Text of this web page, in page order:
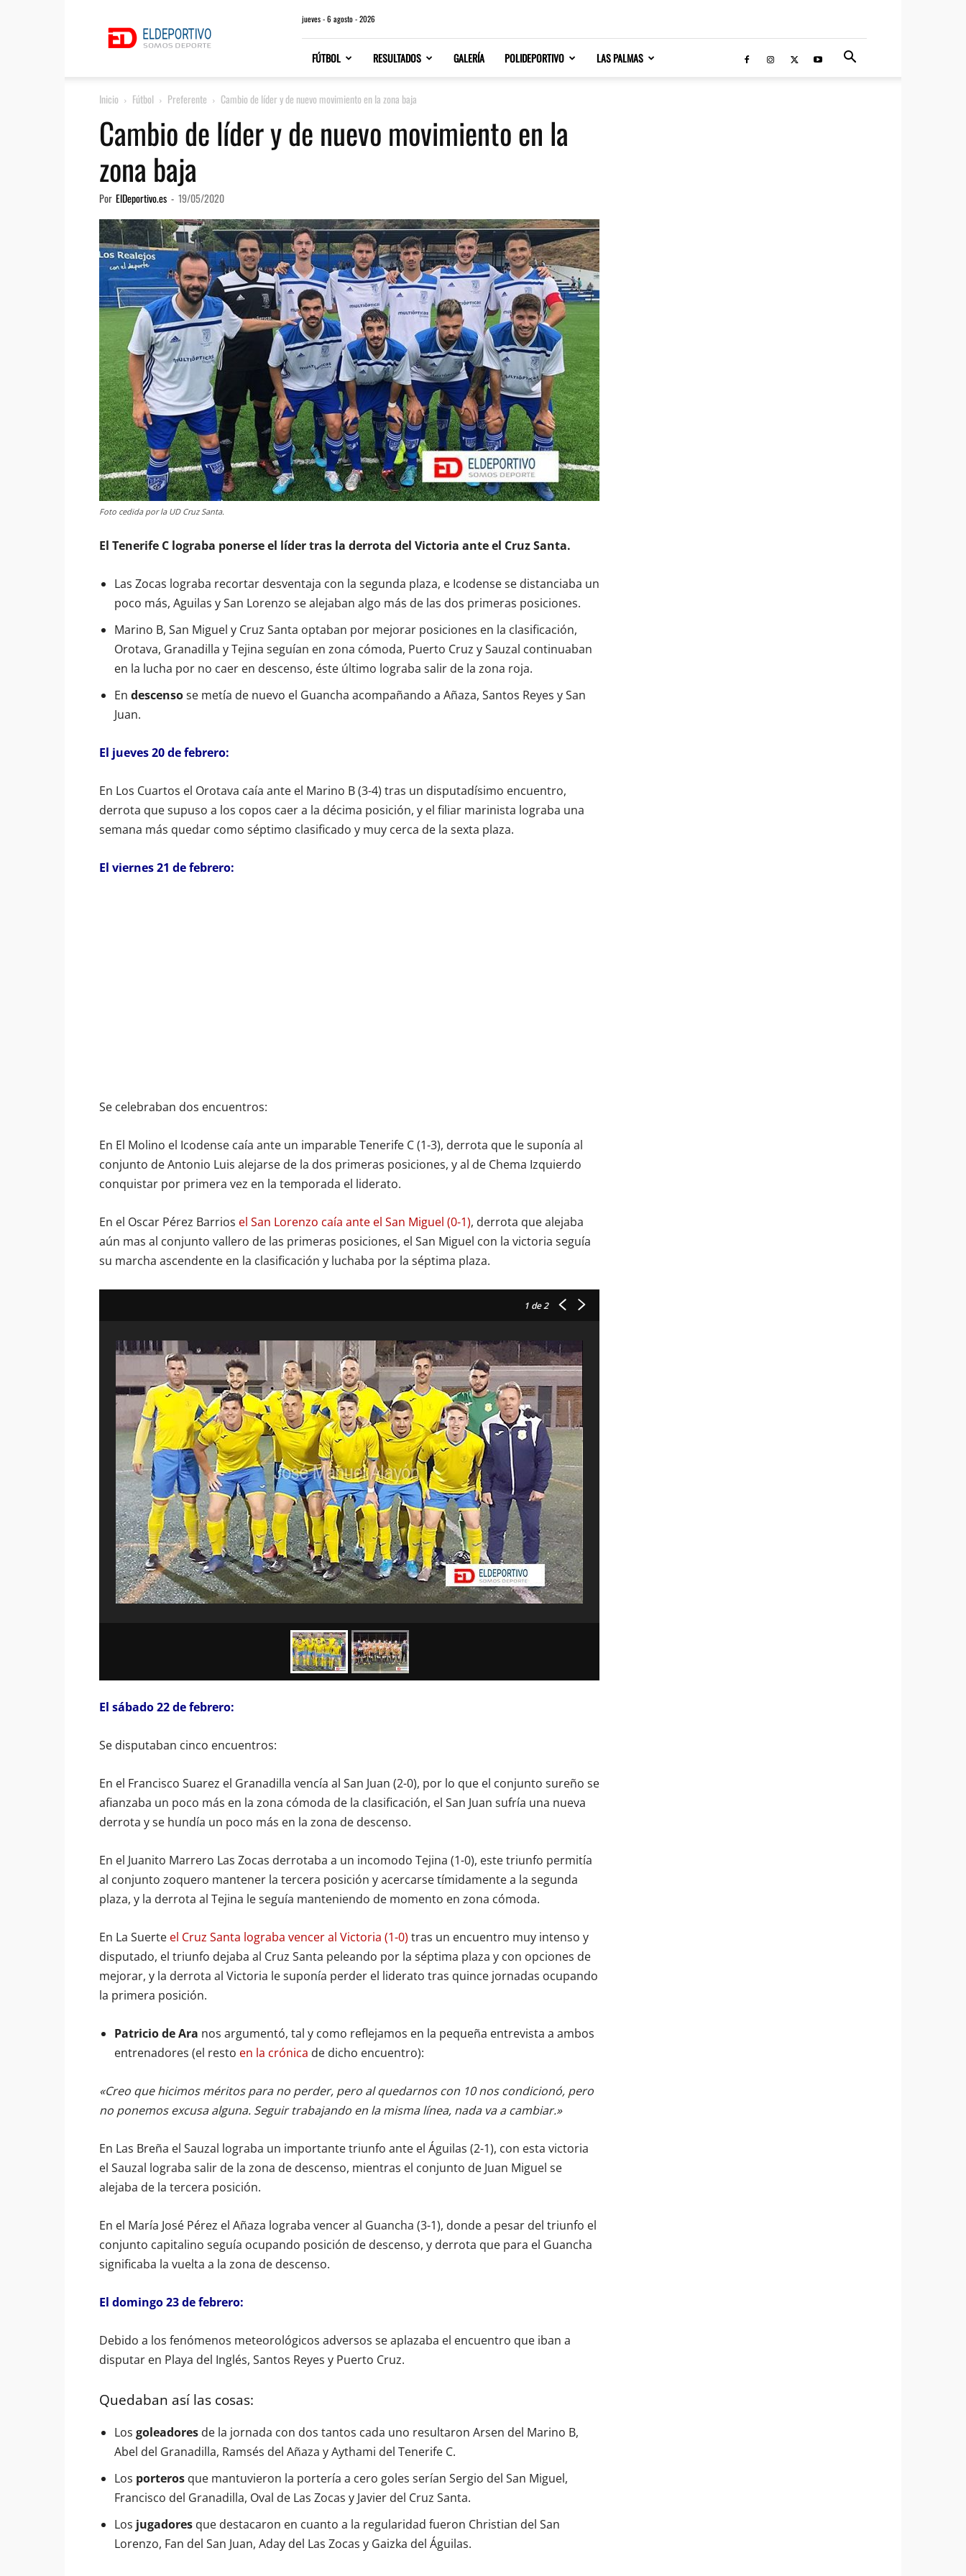
jueves - 6 agosto - 2026
FÚTBOL RESULTADOS GALERÍA POLIDEPORTIVO LAS PALMAS
Inicio Fútbol Preferente Cambio de líder y de nuevo movimiento en la zona baja
Cambio de líder y de nuevo movimiento en la
zona baja
Por ElDeportivo.es - 19/05/2020
Foto cedida por la UD Cruz Santa.
El Tenerife C lograba ponerse el líder tras la derrota del Victoria ante el Cruz Santa.
Las Zocas lograba recortar desventaja con la segunda plaza, e Icodense se distanciaba un
poco más, Aguilas y San Lorenzo se alejaban algo más de las dos primeras posiciones.
Marino B, San Miguel y Cruz Santa optaban por mejorar posiciones en la clasificación,
Orotava, Granadilla y Tejina seguían en zona cómoda, Puerto Cruz y Sauzal continuaban
en la lucha por no caer en descenso, éste último lograba salir de la zona roja.
En descensose metía de nuevo el Guancha acompañando a Añaza, Santos Reyes y San
Juan.
El jueves 20 de febrero:
En Los Cuartos el Orotava caía ante el Marino B (3-4) tras un disputadísimo encuentro,
derrota que supuso a los copos caer a la décima posición, y el filiar marinista lograba una
semana más quedar como séptimo clasificado y muy cerca de la sexta plaza.
El viernes 21 de febrero:
Se celebraban dos encuentros:
En El Molino el Icodense caía ante un imparable Tenerife C (1-3), derrota que le suponía al
conjunto de Antonio Luis alejarse de la dos primeras posiciones, y al de Chema Izquierdo
conquistar por primera vez en la temporada el liderato.
En el Oscar Pérez Barrios el San Lorenzo caía ante el San Miguel (0-1), derrota que alejaba
aún mas al conjunto vallero de las primeras posiciones, el San Miguel con la victoria seguía
su marcha ascendente en la clasificación y luchaba por la séptima plaza.
1 de 2
El sábado 22 de febrero:
Se disputaban cinco encuentros:
En el Francisco Suarez el Granadilla vencía al San Juan (2-0), por lo que el conjunto sureño se
afianzaba un poco más en la zona cómoda de la clasificación, el San Juan sufría una nueva
derrota y se hundía un poco más en la zona de descenso.
En el Juanito Marrero Las Zocas derrotaba a un incomodo Tejina (1-0), este triunfo permitía
al conjunto zoquero mantener la tercera posición y acercarse tímidamente a la segunda
plaza, y la derrota al Tejina le seguía manteniendo de momento en zona cómoda.
En La Suerte el Cruz Santa lograba vencer al Victoria (1-0) tras un encuentro muy intenso y
disputado, el triunfo dejaba al Cruz Santa peleando por la séptima plaza y con opciones de
mejorar, y la derrota al Victoria le suponía perder el liderato tras quince jornadas ocupando
la primera posición.
Patricio de Ara nos argumentó, tal y como reflejamos en la pequeña entrevista a ambos
entrenadores (el resto en la crónica de dicho encuentro):
«Creo que hicimos méritos para no perder, pero al quedarnos con 10 nos condicionó, pero
no ponemos excusa alguna. Seguir trabajando en la misma línea, nada va a cambiar.»
En Las Breña el Sauzal lograba un importante triunfo ante el Águilas (2-1), con esta victoria
el Sauzal lograba salir de la zona de descenso, mientras el conjunto de Juan Miguel se
alejaba de la tercera posición.
En el María José Pérez el Añaza lograba vencer al Guancha (3-1), donde a pesar del triunfo el
conjunto capitalino seguía ocupando posición de descenso, y derrota que para el Guancha
significaba la vuelta a la zona de descenso.
El domingo 23 de febrero:
Debido a los fenómenos meteorológicos adversos se aplazaba el encuentro que iban a
disputar en Playa del Inglés, Santos Reyes y Puerto Cruz.
Quedaban así las cosas:
Los goleadores de la jornada con dos tantos cada uno resultaron Arsen del Marino B,
Abel del Granadilla, Ramsés del Añaza y Aythami del Tenerife C.
Los porteros que mantuvieron la portería a cero goles serían Sergio del San Miguel,
Francisco del Granadilla, Oval de Las Zocas y Javier del Cruz Santa.
Los jugadores que destacaron en cuanto a la regularidad fueron Christian del San
Lorenzo, Fan del San Juan, Aday del Las Zocas y Gaizka del Águilas.